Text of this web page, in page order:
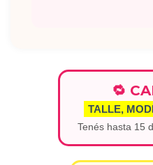
🔁
TALLE,
Tenés hasta 15